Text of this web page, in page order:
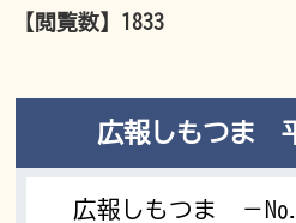
【閲覧数】 1833
広報しもつま
広報しもつま －